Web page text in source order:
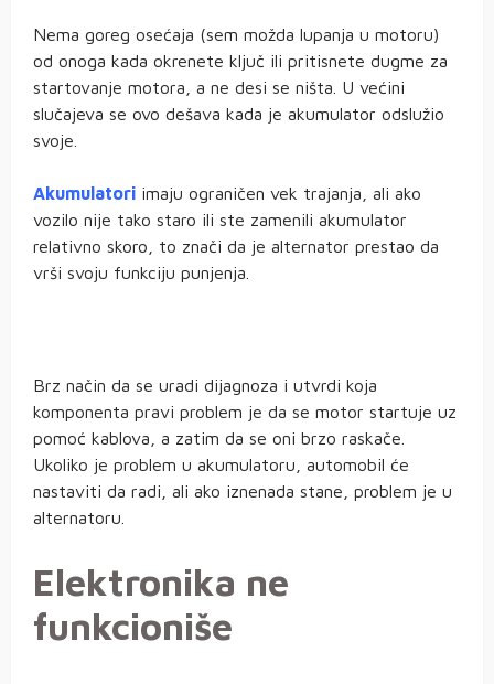
Nema goreg osećaja (sem možda lupanja u motoru)
od onoga kada okrenete ključ ili pritisnete dugme za
startovanje motora, a ne desi se ništa. U većini
slučajeva se ovo dešava kada je akumulator odslužio
svoje.
Akumulatori imaju ograničen vek trajanja, ali ako
vozilo nije tako staro ili ste zamenili akumulator
relativno skoro, to znači da je alternator prestao da
vrši svoju funkciju punjenja.
Brz način da se uradi dijagnoza i utvrdi koja
komponenta pravi problem je da se motor startuje uz
pomoć kablova, a zatim da se oni brzo raskače.
Ukoliko je problem u akumulatoru, automobil će
nastaviti da radi, ali ako iznenada stane, problem je u
alternatoru.
Elektronika ne
funkcioniše